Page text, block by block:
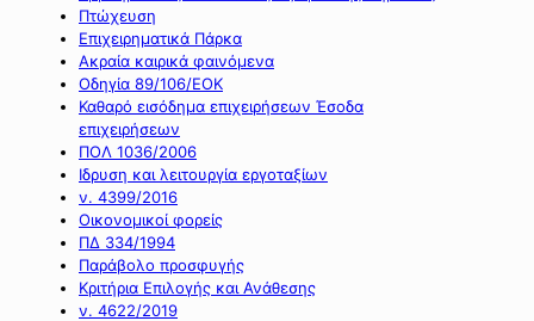
Πτώχευση
Επιχειρηματικά Πάρκα
Ακραία καιρικά φαινόμενα
Οδηγία 89/106/ΕΟΚ
Καθαρό εισόδημα επιχειρήσεων Έσοδα
επιχειρήσεων
ΠΟΛ 1036/2006
Ιδρυση και λειτουργία εργοταξίων
ν. 4399/2016
Οικονομικοί φορείς
ΠΔ 334/1994
Παράβολο προσφυγής
Κριτήρια Επιλογής και Ανάθεσης
ν. 4622/2019